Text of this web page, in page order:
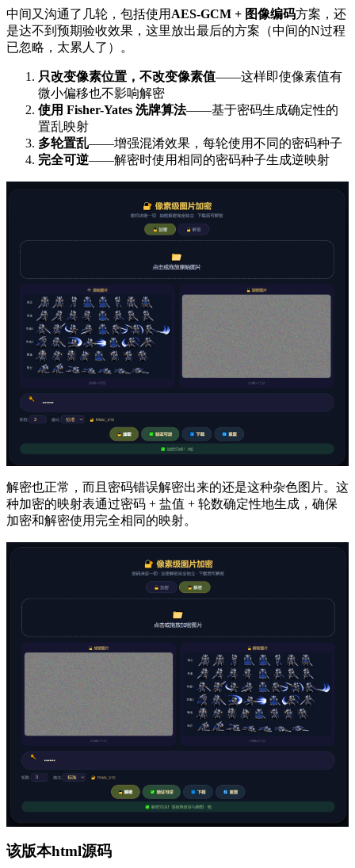
中间又沟通了几轮，包括使用 AES-GCM + 图像编码方案，还
是达不到预期验收效果，这里放出最后的方案（中间的N过程
已忽略，太累人了）。
只改变像素位置，不改变像素值——这样即使像素值有
微小偏移也不影响解密
使用 Fisher-Yates 洗牌算法——基于密码生成确定性的
置乱映射
多轮置乱——增强混淆效果，每轮使用不同的密码种子
完全可逆——解密时使用相同的密码种子生成逆映射
解密也正常，而且密码错误解密出来的还是这种杂色图片。这
种加密的映射表通过密码 + 盐值 + 轮数确定性地生成，确保
加密和解密使用完全相同的映射。
该版本html源码